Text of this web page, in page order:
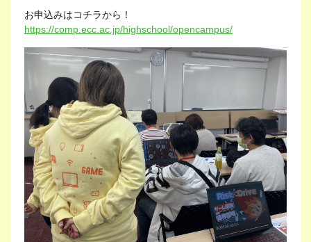
お申込みはコチラから！
https://comp.ecc.ac.jp/highschool/opencampus/